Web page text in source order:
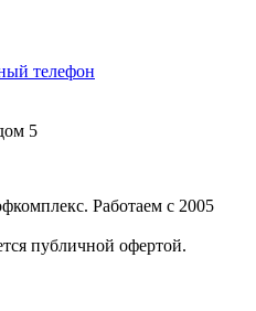
телефон
5
Работаем с 2005
публичной офертой.